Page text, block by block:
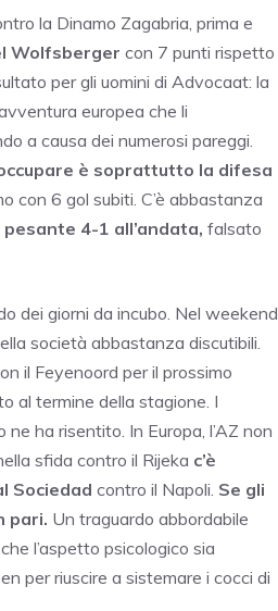
la Dinamo Zagabria, prima e
Wolfsberger con 7 punti rispetto
per gli uomini di Advocaat: la
europea che li
a causa dei numerosi pareggi.
è soprattutto la difesa
con 6 gol subiti. C’è abbastanza
4-1 all’andata, falsato
dei giorni da incubo. Nel weekend
società abbastanza discutibili.
il Feyenoord per il prossimo
al termine della stagione. I
ha risentito. In Europa, l’AZ non
sfida contro il Rijeka c’è
Sociedad contro il Napoli. Se gli
pari. Un traguardo abbordabile
l’aspetto psicologico sia
per riuscire a sistemare i cocci di